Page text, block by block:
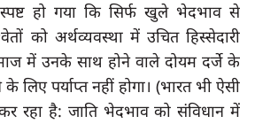
हो गया कि सिर्फ खुले भेदभाव से
को अर्थव्यवस्था में उचित हिस्सेदारी
में उनके साथ होने वाले दोयम दर्जे के
लिए पर्याप्त नहीं होगा। (भारत भी ऐसी
रहा है: जाति भेदभाव को संविधान में